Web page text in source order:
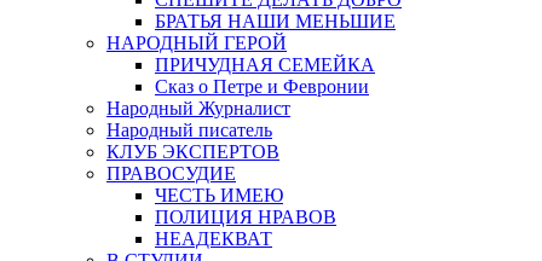
БРАТЬЯ НАШИ МЕНЬШИЕ
НАРОДНЫЙ ГЕРОЙ
ПРИЧУДНАЯ СЕМЕЙКА
Сказ о Петре и Февронии
Народный Журналист
Народный писатель
КЛУБ ЭКСПЕРТОВ
ПРАВОСУДИЕ
ЧЕСТЬ ИМЕЮ
ПОЛИЦИЯ НРАВОВ
НЕАДЕКВАТ